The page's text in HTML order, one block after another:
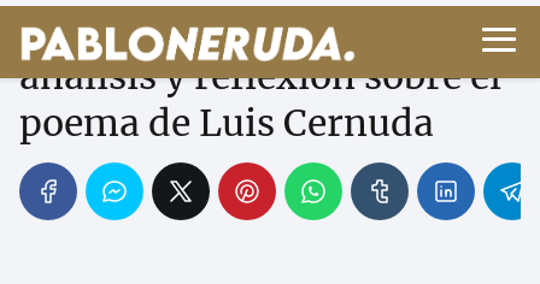
Donde habite el olvido:
análisis y reflexión sobre el
poema de Luis Cernuda